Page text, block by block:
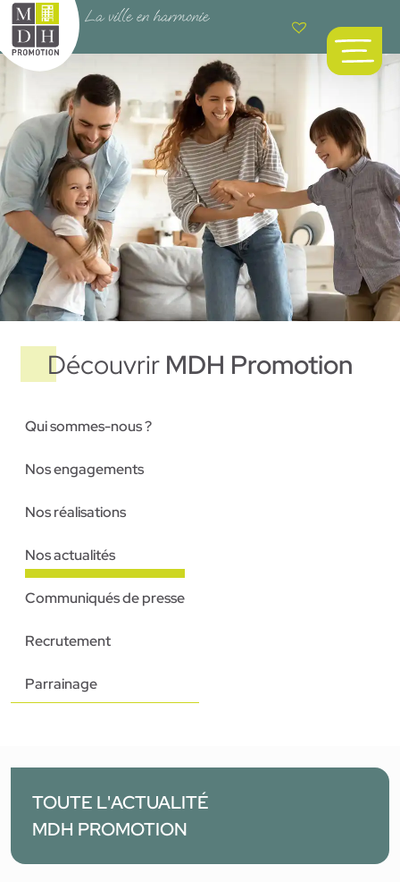
Découvrir MDH Promotion
Qui sommes-nous ?
Nos engagements
Nos réalisations
Nos actualités
Communiqués de presse
Recrutement
Parrainage
TOUTE L'ACTUALITÉ
MDH PROMOTION